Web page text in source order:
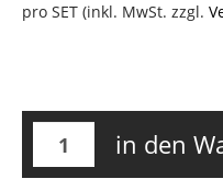
pro SET (inkl. MwSt. zzgl.
in den